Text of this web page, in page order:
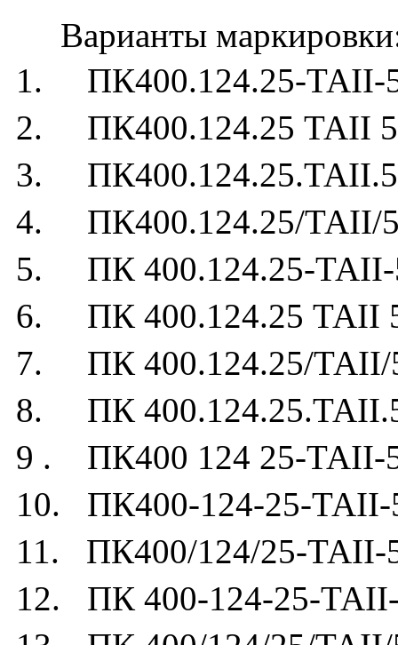
Варианты
1. ПК400.124.25-ТАII-
2. ПК400.124.25 ТАII
3.
4. ПК400.124.25/ТАII/
5. ПК 400.124.25-ТАII-
6. ПК 400.124.25 ТАII
7. ПК 400.124.25/ТАII/
8. ПК
9 . ПК400 124 25-ТАII-
10. ПК400-124-25-ТАII-
11. ПК400/124/25-ТАII-
12. ПК 400-124-25-ТАII-